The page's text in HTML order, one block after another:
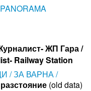
ЖП Гара /
Railway Station
/ ЗА ВАРНА /
(old data)